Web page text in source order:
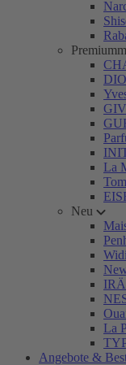
La
Neu
La
Angebote &